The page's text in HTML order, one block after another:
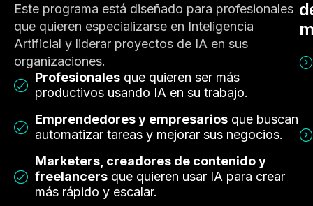
Este programa está diseñado para profesionales
que quieren especializarse en Inteligencia
Artificial y liderar proyectos de IA en sus
organizaciones.
Profesionales que quieren ser más
productivos usando IA en su trabajo.
Emprendedores y empresarios que buscan
automatizar tareas y mejorar sus negocios.
Marketers, creadores de contenido y
freelancers que quieren usar IA para crear
más rápido y escalar.